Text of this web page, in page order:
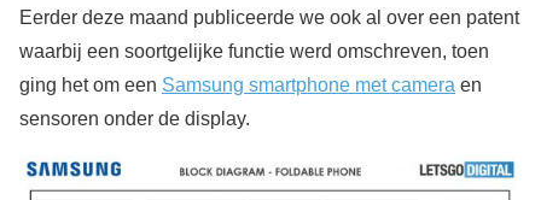
Eerder deze maand publiceerde we ook al over een patent
waarbij een soortgelijke functie werd omschreven, toen
ging het om een Samsung smartphone met camera en
sensoren onder de display.